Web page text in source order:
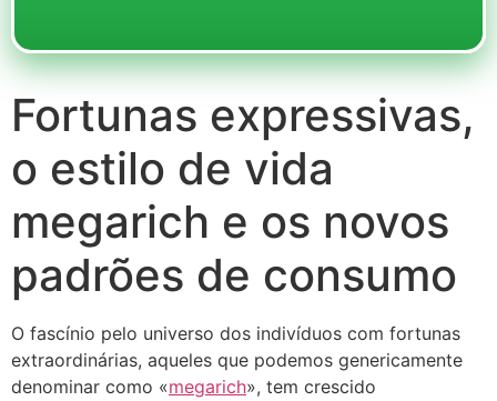
Fortunas expressivas,
o estilo de vida
megarich e os novos
padrões de consumo
O fascínio pelo universo dos indivíduos com fortunas
extraordinárias, aqueles que podemos genericamente
denominar como «megarich», tem crescido